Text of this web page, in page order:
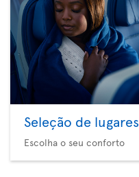
Seleção de lugares
Escolha o seu conforto